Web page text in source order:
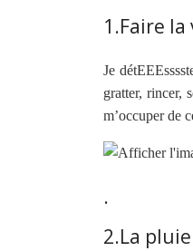
1.Faire la
Je
gratter, rincer,
m’occuper de
.
2.La